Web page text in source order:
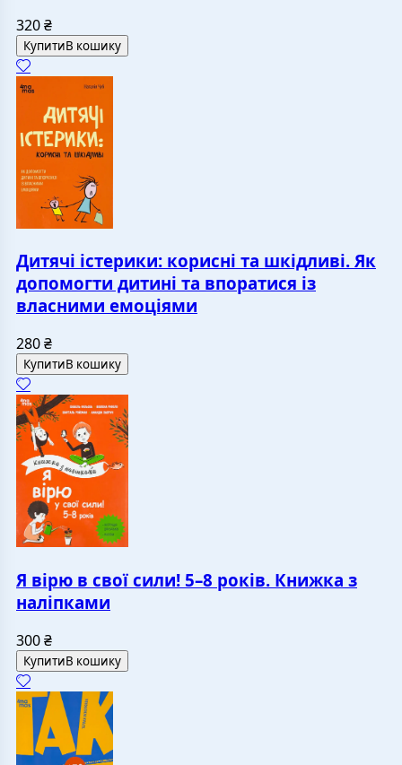
320₴
КупитиВ кошику
Дитячі істерики: корисні та шкідливі. Як
допомогти дитині та впоратися із
власними емоціями
280₴
КупитиВ кошику
Я вірю в свої сили! 5–8 років. Книжка з
наліпками
300₴
КупитиВ кошику